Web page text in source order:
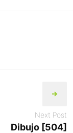
Next Post
Dibujo [504]